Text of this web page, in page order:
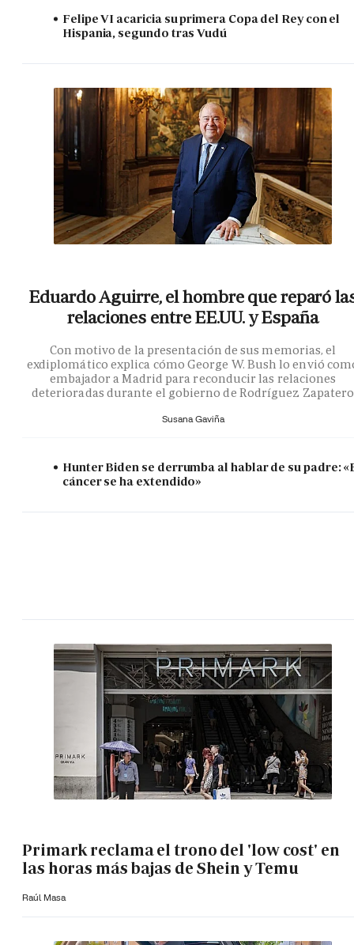
Felipe VI acaricia su primera Copa del Rey con el
Hispania, segundo tras Vudú
Eduardo Aguirre, el hombre que reparó
relaciones entre EE.UU. y España
Con motivo de la presentación de sus memorias, el
exdiplomático explica cómo George W. Bush lo envió
embajador a Madrid para reconducir las relaciones
deterioradas durante el gobierno de Rodríguez Zapatero
Susana Gaviña
Hunter Biden se derrumba al hablar de su padre:
cáncer se ha extendido»
Primark reclama el trono del 'low cost' en
las horas más bajas de Shein y Temu
Raúl Masa